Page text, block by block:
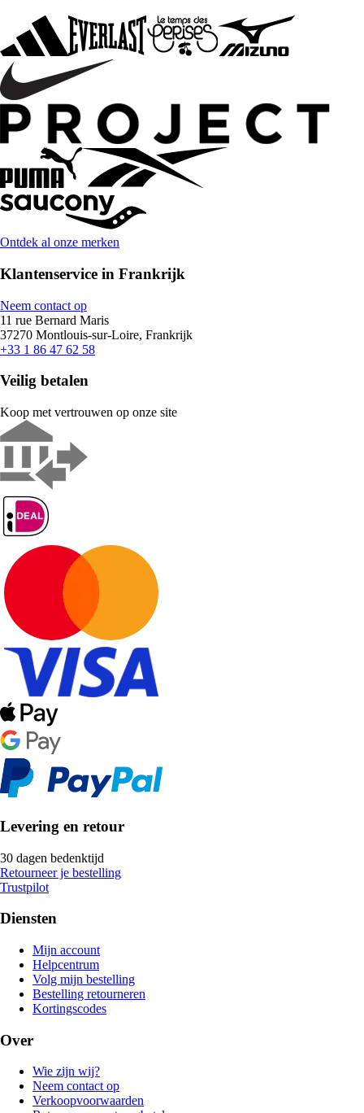
Ontdek al onze merken
Klantenservice in Frankrijk
Neem contact op
11 rue Bernard Maris
37270 Montlouis-sur-Loire, Frankrijk
+33 1 86 47 62 58
Veilig betalen
Koop met vertrouwen op onze site
Levering en retour
30 dagen bedenktijd
Retourneer je bestelling
Trustpilot
Diensten
Mijn account
Helpcentrum
Volg mijn bestelling
Bestelling retourneren
Kortingscodes
Over
Wie zijn wij?
Neem contact op
Verkoopvoorwaarden